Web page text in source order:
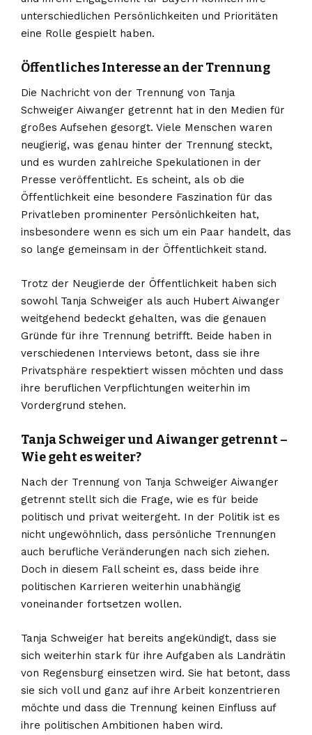
unterschiedlichen Persönlichkeiten und Prioritäten
eine Rolle gespielt haben.
Öffentliches Interesse an der Trennung
Die Nachricht von der Trennung von Tanja
Schweiger Aiwanger getrennt hat in den Medien für
großes Aufsehen gesorgt. Viele Menschen waren
neugierig, was genau hinter der Trennung steckt,
und es wurden zahlreiche Spekulationen in der
Presse veröffentlicht. Es scheint, als ob die
Öffentlichkeit eine besondere Faszination für das
Privatleben prominenter Persönlichkeiten hat,
insbesondere wenn es sich um ein Paar handelt, das
so lange gemeinsam in der Öffentlichkeit stand.
Trotz der Neugierde der Öffentlichkeit haben sich
sowohl Tanja Schweiger als auch Hubert Aiwanger
weitgehend bedeckt gehalten, was die genauen
Gründe für ihre Trennung betrifft. Beide haben in
verschiedenen Interviews betont, dass sie ihre
Privatsphäre respektiert wissen möchten und dass
ihre beruflichen Verpflichtungen weiterhin im
Vordergrund stehen.
Tanja Schweiger und Aiwanger getrennt –
Wie geht es weiter?
Nach der Trennung von Tanja Schweiger Aiwanger
getrennt stellt sich die Frage, wie es für beide
politisch und privat weitergeht. In der Politik ist es
nicht ungewöhnlich, dass persönliche Trennungen
auch berufliche Veränderungen nach sich ziehen.
Doch in diesem Fall scheint es, dass beide ihre
politischen Karrieren weiterhin unabhängig
voneinander fortsetzen wollen.
Tanja Schweiger hat bereits angekündigt, dass sie
sich weiterhin stark für ihre Aufgaben als Landrätin
von Regensburg einsetzen wird. Sie hat betont, dass
sie sich voll und ganz auf ihre Arbeit konzentrieren
möchte und dass die Trennung keinen Einfluss auf
ihre politischen Ambitionen haben wird.